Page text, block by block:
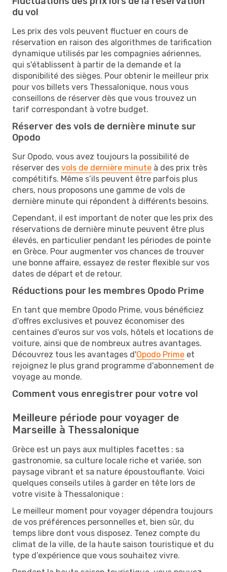
du vol
Les prix des vols peuvent fluctuer en cours de
réservation en raison des algorithmes de tarification
dynamique utilisés par les compagnies aériennes,
qui s'établissent à partir de la demande et la
disponibilité des sièges. Pour obtenir le meilleur prix
pour vos billets vers Thessalonique, nous vous
conseillons de réserver dès que vous trouvez un
tarif correspondant à votre budget.
Réserver des vols de dernière minute sur
Opodo
Sur Opodo, vous avez toujours la possibilité de
réserver des vols de dernière minute à des prix très
compétitifs. Même s’ils peuvent être parfois plus
chers, nous proposons une gamme de vols de
dernière minute qui répondent à différents besoins.
Cependant, il est important de noter que les prix des
réservations de dernière minute peuvent être plus
élevés, en particulier pendant les périodes de pointe
en Grèce. Pour augmenter vos chances de trouver
une bonne affaire, essayez de rester flexible sur vos
dates de départ et de retour.
Réductions pour les membres Opodo Prime
En tant que membre Opodo Prime, vous bénéficiez
d'offres exclusives et pouvez économiser des
centaines d'euros sur vos vols, hôtels et locations de
voiture, ainsi que de nombreux autres avantages.
Découvrez tous les avantages d'Opodo Prime et
rejoignez le plus grand programme d'abonnement de
voyage au monde.
Comment vous enregistrer pour votre vol
Meilleure période pour voyager de
Marseille à Thessalonique
Grèce est un pays aux multiples facettes : sa
gastronomie, sa culture locale riche et variée, son
paysage vibrant et sa nature époustouflante. Voici
quelques conseils utiles à garder en tête lors de
votre visite à Thessalonique :
Le meilleur moment pour voyager dépendra toujours
de vos préférences personnelles et, bien sûr, du
temps libre dont vous disposez. Tenez compte du
climat de la ville, de la haute saison touristique et du
type d’expérience que vous souhaitez vivre.